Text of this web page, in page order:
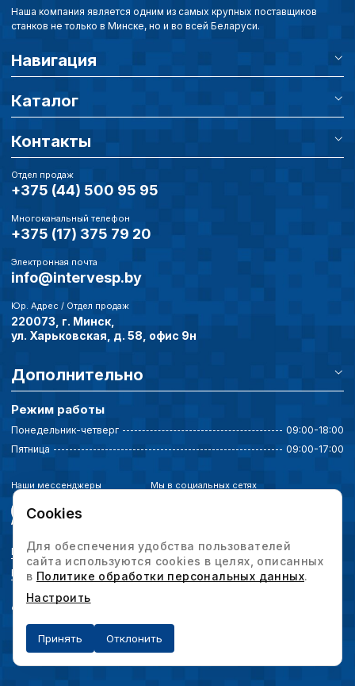
Наша компания является одним из самых крупных поставщиков
станков не только в Минске, но и во всей Беларуси.
Навигация
Каталог
Контакты
Отдел продаж
+375 (44) 500 95 95
Многоканальный телефон
+375 (17) 375 79 20
Электронная почта
info@intervesp.by
Юр. Адрес / Отдел продаж
220073, г. Минск,
ул. Харьковская, д. 58, офис 9н
Дополнительно
Режим работы
Понедельник-четверг
09:00-18:00
Пятница
09:00-17:00
Наши мессенджеры Мы в социальных сетях
Политика конфиденциальности
Выбор настроек cookie
© 2026 Интервесп — производственное оборудование. Все права защищены.
Cookies
Для обеспечения удобства пользователей
сайта используются cookies в целях, описанных
в Политике обработки персональных данных.
Настроить
Принять Отклонить